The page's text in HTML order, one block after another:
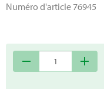
Numéro d'article 76945
remove add